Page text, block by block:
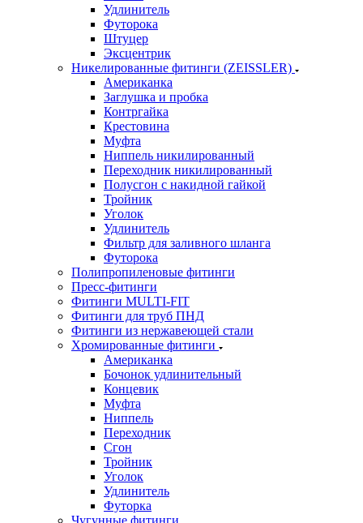
Удлинитель
Футорока
Штуцер
Эксцентрик
Никелированные фитинги (ZEISSLER)
Американка
Заглушка и пробка
Контргайка
Крестовина
Муфта
Ниппель никилированный
Переходник никилированный
Полусгон с накидной гайкой
Тройник
Уголок
Удлинитель
Фильтр для заливного шланга
Футорока
Полипропиленовые фитинги
Пресс-фитинги
Фитинги MULTI-FIT
Фитинги для труб ПНД
Фитинги из нержавеющей стали
Хромированные фитинги
Американка
Бочонок удлинительный
Концевик
Муфта
Ниппель
Переходник
Сгон
Тройник
Уголок
Удлинитель
Футорка
Чугунные фитинги